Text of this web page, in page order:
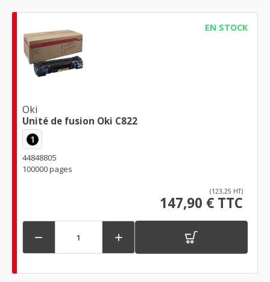
EN STOCK
Oki
Unité de fusion Oki C822
1
44848805
100000 pages
(123,25 HT)
147,90 € TTC
 